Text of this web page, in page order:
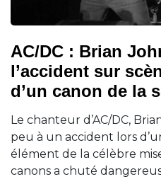
AC/DC : Brian
l’accident sur
d’un canon de la
Le chanteur d’AC/DC,
peu à un accident lors
élément de la célèbre
canons a chuté